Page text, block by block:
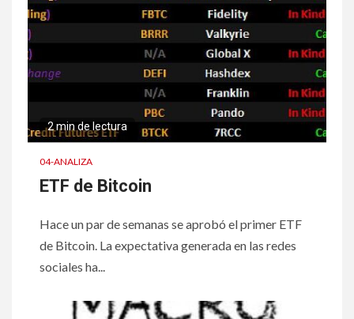
2 min de lectura
04-ANALIZA
ETF de Bitcoin
Hace un par de semanas se aprobó el primer ETF
de Bitcoin. La expectativa generada en las redes
sociales ha...